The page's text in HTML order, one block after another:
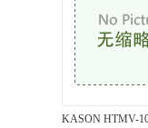
KASON HTMV-